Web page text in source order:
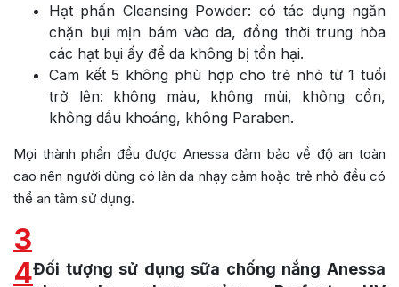
Hạt phấn Cleansing Powder: có tác dụng ngăn
chặn bụi mịn bám vào da, đồng thời trung hòa
các hạt bụi ấy để da không bị tổn hại.
Cam kết 5 không phù hợp cho trẻ nhỏ từ 1 tuổi
trở lên: không màu, không mùi, không cồn,
không dầu khoáng, không Paraben.
Mọi thành phần đều được Anessa đảm bảo về độ an toàn
cao nên người dùng có làn da nhạy cảm hoặc trẻ nhỏ đều có
thể an tâm sử dụng.
3
4Đối tượng sử dụng sữa chống nắng Anessa